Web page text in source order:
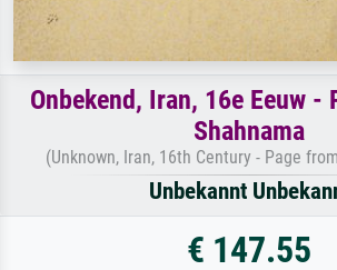
Onbekend, Iran, 16e Eeuw -
Shahnama
(Unknown, Iran, 16th Century - Page
Unbekannt
€ 147.55